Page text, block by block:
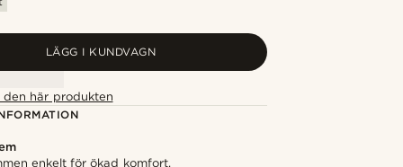
LÄGG I KUNDVAGN
den här produkten
enkelt för ökad komfort.